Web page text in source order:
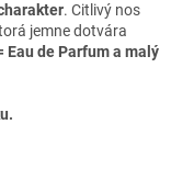
. Citlivý nos
jemne dotvára
Eau de Parfum a malý